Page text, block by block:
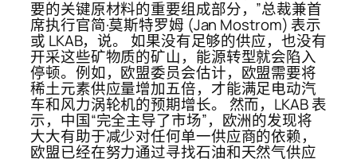
要的关键原材料的重要组成部分，”总裁兼首
席执行官简·莫斯特罗姆 (Jan Mostrom) 表示
或 LKAB，说。 如果没有足够的供应，也没有
开采这些矿物质的矿山，能源转型就会陷入
停顿。例如，欧盟委员会估计，欧盟需要将
稀土元素供应量增加五倍，才能满足电动汽
车和风力涡轮机的预期增长。 然而，LKAB 表
示，中国“完全主导了市场”，欧洲的发现将
大大有助于减少对任何单一供应商的依赖，
欧盟已经在努力通过寻找石油和天然气供应